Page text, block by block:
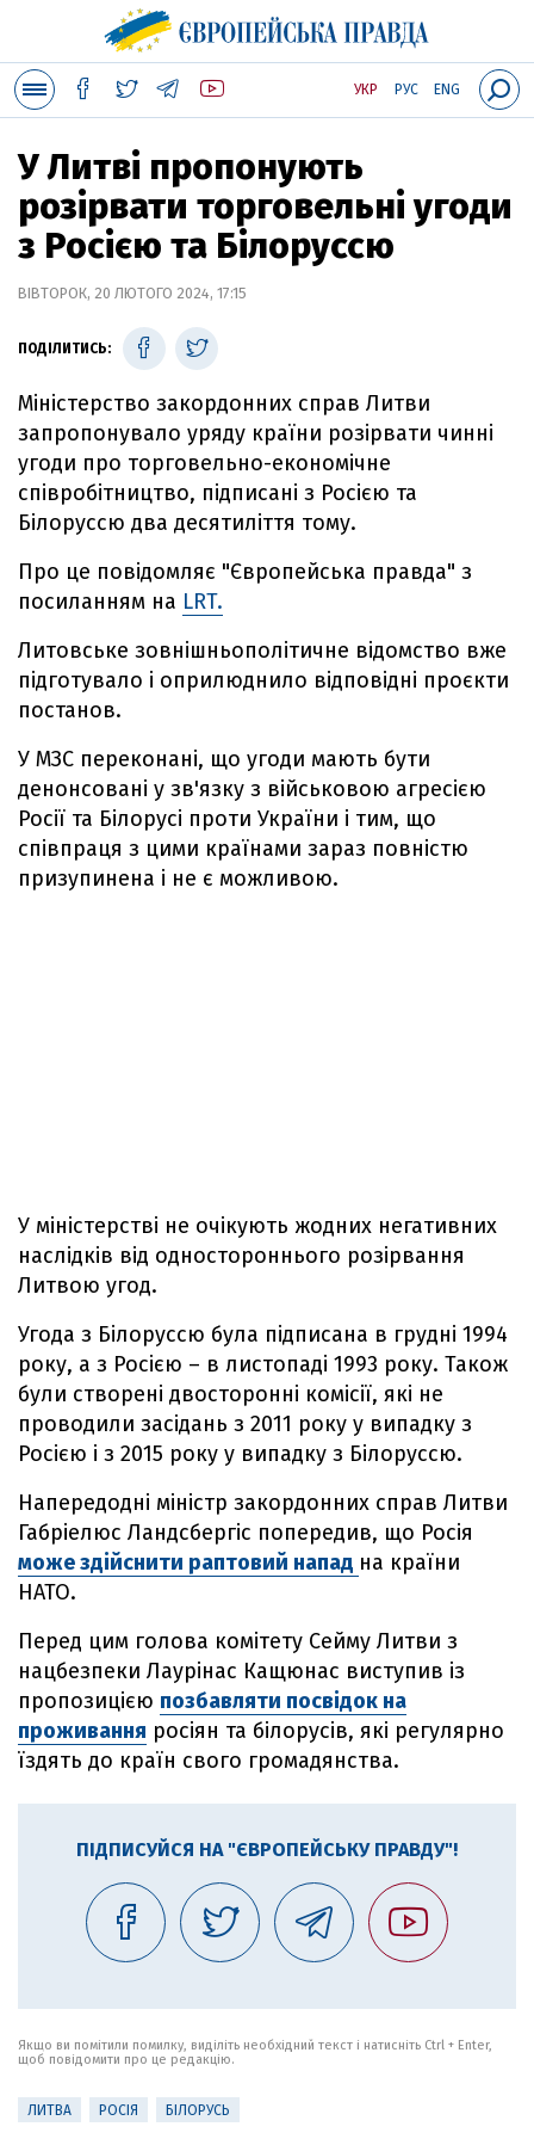
УКР РУС ENG
У Литві пропонують
розірвати торговельні угоди
з Росією та Білоруссю
ВІВТОРОК, 20 ЛЮТОГО 2024, 17:15
ПОДІЛИТИСЬ:
Міністерство закордонних справ Литви
запропонувало уряду країни розірвати чинні
угоди про торговельно-економічне
співробітництво, підписані з Росією та
Білоруссю два десятиліття тому.
Про це повідомляє "Європейська правда" з
посиланням на LRT.
Литовське зовнішньополітичне відомство вже
підготувало і оприлюднило відповідні проєкти
постанов.
У МЗС переконані, що угоди мають бути
денонсовані у зв'язку з військовою агресією
Росії та Білорусі проти України і тим, що
співпраця з цими країнами зараз повністю
призупинена і не є можливою.
У міністерстві не очікують жодних негативних
наслідків від одностороннього розірвання
Литвою угод.
Угода з Білоруссю була підписана в грудні 1994
року, а з Росією – в листопаді 1993 року. Також
були створені двосторонні комісії, які не
проводили засідань з 2011 року у випадку з
Росією і з 2015 року у випадку з Білоруссю.
Напередодні міністр закордонних справ Литви
Габріелюс Ландсбергіс попередив, що Росія
може здійснити раптовий напад на країни
НАТО.
Перед цим голова комітету Сейму Литви з
нацбезпеки Лаурінас Кащюнас виступив із
пропозицією позбавляти посвідок на
проживання росіян та білорусів, які регулярно
їздять до країн свого громадянства.
ПІДПИСУЙСЯ НА "ЄВРОПЕЙСЬКУ ПРАВДУ"!
Якщо ви помітили помилку, виділіть необхідний текст і натисніть Ctrl + Enter,
щоб повідомити про це редакцію.
ЛИТВА РОСІЯ БІЛОРУСЬ